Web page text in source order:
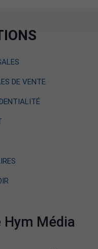
DE VENTE
Média